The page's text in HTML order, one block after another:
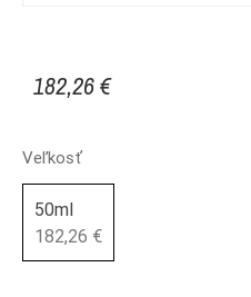
182,26 €
Veľkosť
50ml
182,26 €